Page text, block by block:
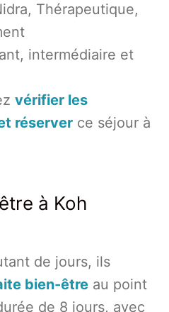
Thérapeutique,
intermédiaire et
vérifier les
réserver ce séjour à
à Koh
de jours, ils
bien-être au point
de 8 jours, avec